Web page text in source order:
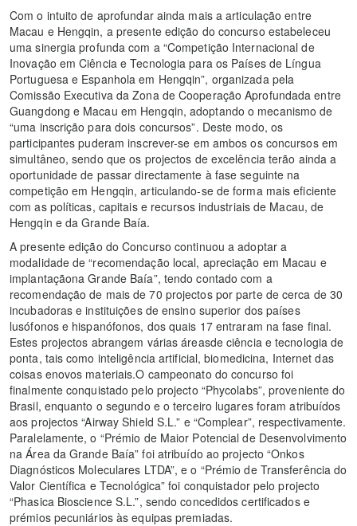
Com o intuito de aprofundar ainda mais a articulação entre
Macau e Hengqin, a presente edição do concurso estabeleceu
uma sinergia profunda com a “Competição Internacional de
Inovação em Ciência e Tecnologia para os Países de Língua
Portuguesa e Espanhola em Hengqin”, organizada pela
Comissão Executiva da Zona de Cooperação Aprofundada entre
Guangdong e Macau em Hengqin, adoptando o mecanismo de
“uma inscrição para dois concursos”. Deste modo, os
participantes puderam inscrever-se em ambos os concursos em
simultâneo, sendo que os projectos de excelência terão ainda a
oportunidade de passar directamente à fase seguinte na
competição em Hengqin, articulando-se de forma mais eficiente
com as políticas, capitais e recursos industriais de Macau, de
Hengqin e da Grande Baía.
A presente edição do Concurso continuou a adoptar a
modalidade de “recomendação local, apreciação em Macau e
implantaçãona Grande Baía”, tendo contado com a
recomendação de mais de 70 projectos por parte de cerca de 30
incubadoras e instituições de ensino superior dos países
lusófonos e hispanófonos, dos quais 17 entraram na fase final.
Estes projectos abrangem várias áreasde ciência e tecnologia de
ponta, tais como inteligência artificial, biomedicina, Internet das
coisas enovos materiais.O campeonato do concurso foi
finalmente conquistado pelo projecto “Phycolabs”, proveniente do
Brasil, enquanto o segundo e o terceiro lugares foram atribuídos
aos projectos “Airway Shield S.L.” e “Complear”, respectivamente.
Paralelamente, o “Prémio de Maior Potencial de Desenvolvimento
na Área da Grande Baía” foi atribuído ao projecto “Onkos
Diagnósticos Moleculares LTDA”, e o “Prémio de Transferência do
Valor Científica e Tecnológica” foi conquistador pelo projecto
“Phasica Bioscience S.L.”, sendo concedidos certificados e
prémios pecuniários às equipas premiadas.